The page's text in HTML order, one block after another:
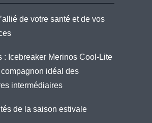
de votre santé et de vos
: Icebreaker Merinos Cool-Lite
idéal des
intermédiaires
de la saison estivale